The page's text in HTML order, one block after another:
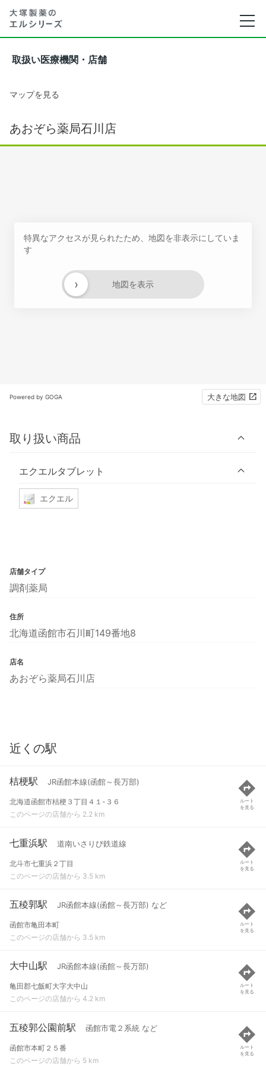
取扱い医療機関・店舗
マップを見る
あおぞら薬局石川店
特異なアクセスが見られたため、地図を非表示にしていま
す
地図を表示
›
Powered by GOGA 大きな地図
取り扱い商品
エクエルタブレット
エクエル
店舗タイプ
調剤薬局
住所
北海道函館市石川町149番地8
店名
あおぞら薬局石川店
近くの駅
桔梗駅 JR函館本線(函館～長万部)
北海道函館市桔梗３丁目４１-３６
このページの店舗から 2.2 km
ルート
を見る
七重浜駅 道南いさりび鉄道線
北斗市七重浜２丁目
このページの店舗から 3.5 km
ルート
を見る
五稜郭駅 JR函館本線(函館～長万部) など
函館市亀田本町
このページの店舗から 3.5 km
ルート
を見る
大中山駅 JR函館本線(函館～長万部)
亀田郡七飯町大字大中山
このページの店舗から 4.2 km
ルート
を見る
五稜郭公園前駅 函館市電２系統 など
函館市本町２５番
このページの店舗から 5 km
ルート
を見る